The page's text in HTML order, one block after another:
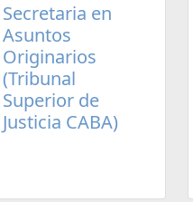
Secretaria en
Asuntos
Originarios
(Tribunal
Superior de
Justicia CABA)